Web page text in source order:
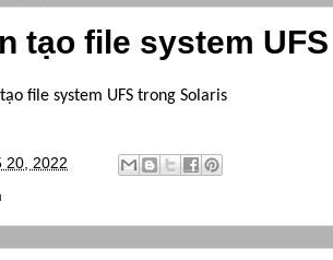
tạo file system
file system UFS trong Solaris
20, 2022